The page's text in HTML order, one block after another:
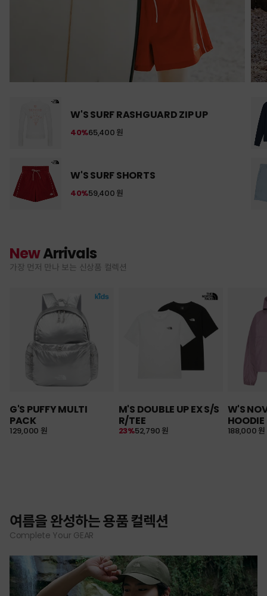
W'S SURF RASHGUARD ZIP UP
65,400 원
40%
W'S SURF SHORTS
59,400 원
40%
NewArrivals
가장 먼저 만나 보는 신상품 컬렉션
G'S PUFFY MULTI
PACK
129,000 원
M'S DOUBLE UP EX S/S
R/TEE
52,790 원
23%
W'S
HOODIE
188,000 원
여름을 완성하는 용품 컬렉션
Complete Your GEAR